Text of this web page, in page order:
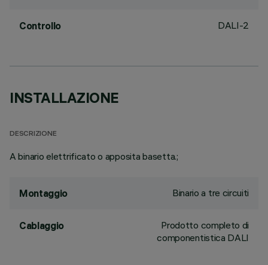
Controllo DALI-2
INSTALLAZIONE
DESCRIZIONE
A binario elettrificato o apposita basetta.;
Montaggio Binario a tre circuiti
Cablaggio
Prodotto completo di
componentistica DALI